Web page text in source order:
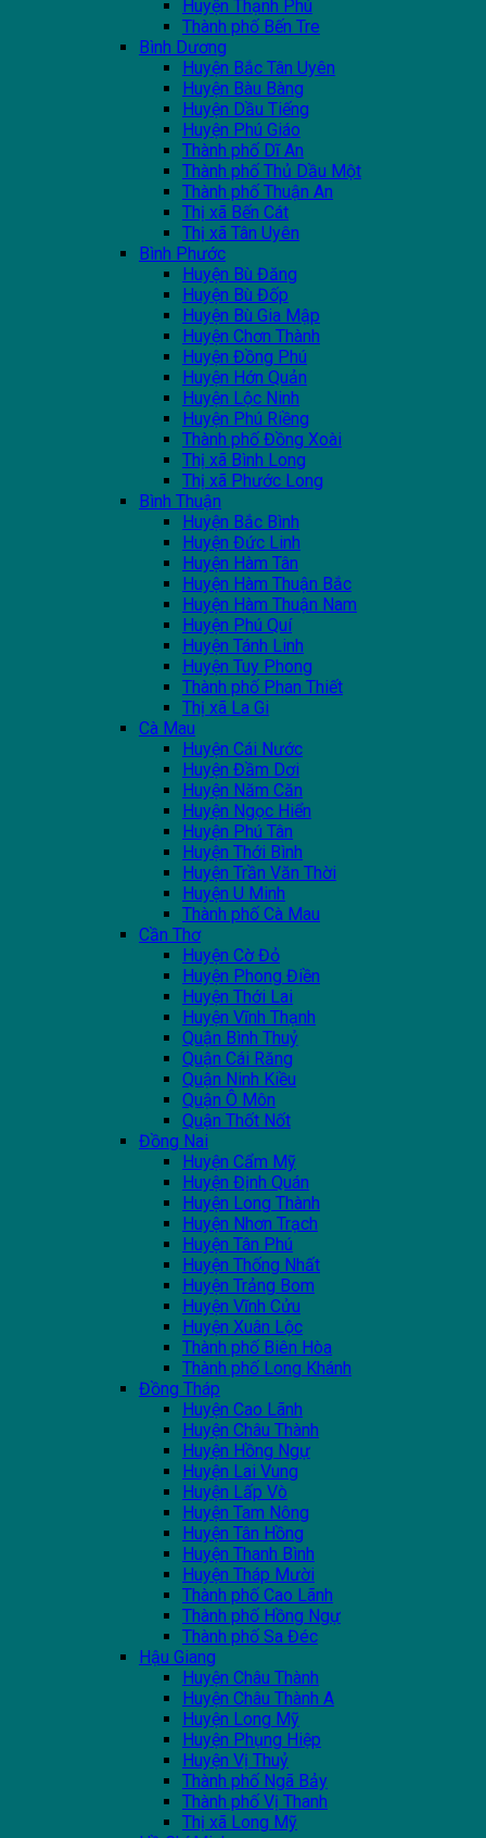
Huyện Thạnh Phú
Thành phố Bến Tre
Bình Dương
Huyện Bắc Tân Uyên
Huyện Bàu Bàng
Huyện Dầu Tiếng
Huyện Phú Giáo
Thành phố Dĩ An
Thành phố Thủ Dầu Một
Thành phố Thuận An
Thị xã Bến Cát
Thị xã Tân Uyên
Bình Phước
Huyện Bù Đăng
Huyện Bù Đốp
Huyện Bù Gia Mập
Huyện Chơn Thành
Huyện Đồng Phú
Huyện Hớn Quản
Huyện Lộc Ninh
Huyện Phú Riềng
Thành phố Đồng Xoài
Thị xã Bình Long
Thị xã Phước Long
Bình Thuận
Huyện Bắc Bình
Huyện Đức Linh
Huyện Hàm Tân
Huyện Hàm Thuận Bắc
Huyện Hàm Thuận Nam
Huyện Phú Quí
Huyện Tánh Linh
Huyện Tuy Phong
Thành phố Phan Thiết
Thị xã La Gi
Cà Mau
Huyện Cái Nước
Huyện Đầm Dơi
Huyện Năm Căn
Huyện Ngọc Hiển
Huyện Phú Tân
Huyện Thới Bình
Huyện Trần Văn Thời
Huyện U Minh
Thành phố Cà Mau
Cần Thơ
Huyện Cờ Đỏ
Huyện Phong Điền
Huyện Thới Lai
Huyện Vĩnh Thạnh
Quận Bình Thuỷ
Quận Cái Răng
Quận Ninh Kiều
Quận Ô Môn
Quận Thốt Nốt
Đồng Nai
Huyện Cẩm Mỹ
Huyện Định Quán
Huyện Long Thành
Huyện Nhơn Trạch
Huyện Tân Phú
Huyện Thống Nhất
Huyện Trảng Bom
Huyện Vĩnh Cửu
Huyện Xuân Lộc
Thành phố Biên Hòa
Thành phố Long Khánh
Đồng Tháp
Huyện Cao Lãnh
Huyện Châu Thành
Huyện Hồng Ngự
Huyện Lai Vung
Huyện Lấp Vò
Huyện Tam Nông
Huyện Tân Hồng
Huyện Thanh Bình
Huyện Tháp Mười
Thành phố Cao Lãnh
Thành phố Hồng Ngự
Thành phố Sa Đéc
Hậu Giang
Huyện Châu Thành
Huyện Châu Thành A
Huyện Long Mỹ
Huyện Phụng Hiệp
Huyện Vị Thuỷ
Thành phố Ngã Bảy
Thành phố Vị Thanh
Thị xã Long Mỹ